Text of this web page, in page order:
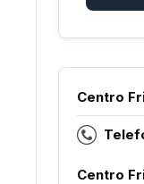
Centro
Centro